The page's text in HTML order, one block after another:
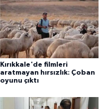
Kırıkkale'de filmleri
aratmayan hırsızlık: Çoban
oyunu çıktı